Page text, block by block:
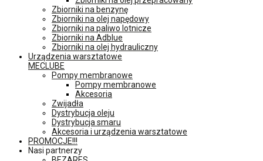
Zbiorniki na benzynę
Zbiorniki na olej napędowy
Zbiorniki na paliwo lotnicze
Zbiorniki na Adblue
Zbiorniki na olej hydrauliczny
Urządzenia warsztatowe
MECLUBE
Pompy membranowe
Pompy membranowe
Akcesoria
Zwijadła
Dystrybucja oleju
Dystrybucja smaru
Akcesoria i urządzenia warsztatowe
PROMOCJE!!!
Nasi partnerzy